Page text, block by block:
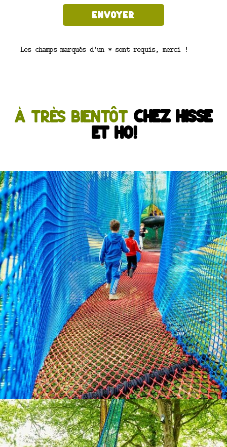
Les champs marqués d'un * sont requis, merci !
À très bientôt chez Hisse
et Ho!